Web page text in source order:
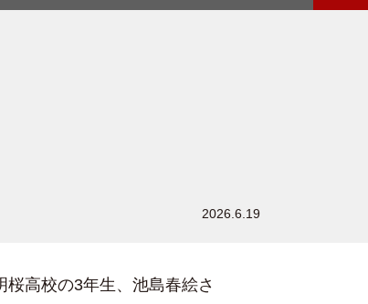
2026.6.19
高校の3年生、池島春絵さ